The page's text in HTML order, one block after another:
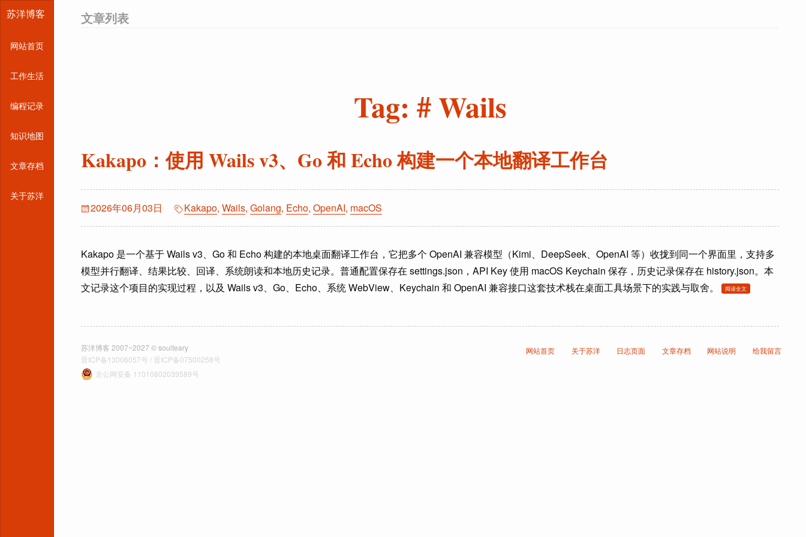
苏洋博客
网站首页
工作生活
编程记录
知识地图
文章存档
关于苏洋
文章列表
Tag: # Wails
Kakapo：使用 Wails v3、Go 和 Echo 构建一个本地翻译工作台
2026年06月03日 Kakapo, Wails, Golang, Echo, OpenAI, macOS
Kakapo 是一个基于 Wails v3、Go 和 Echo 构建的本地桌面翻译工作台，它把多个 OpenAI 兼容模型（Kimi、DeepSeek、OpenAI 等）收拢到同一个界面里，支持多
模型并行翻译、结果比较、回译、系统朗读和本地历史记录。普通配置保存在 settings.json，API Key 使用 macOS Keychain 保存，历史记录保存在 history.json。本
文记录这个项目的实现过程，以及 Wails v3、Go、Echo、系统 WebView、Keychain 和 OpenAI 兼容接口这套技术栈在桌面工具场景下的实践与取舍。
阅读全文
苏洋博客 2007~2027 © soulteary
晋ICP备13006057号 / 晋ICP备07500258号
京公网安备 11010802039589号
网站首页 关于苏洋 日志页面 文章存档 网站说明 给我留言